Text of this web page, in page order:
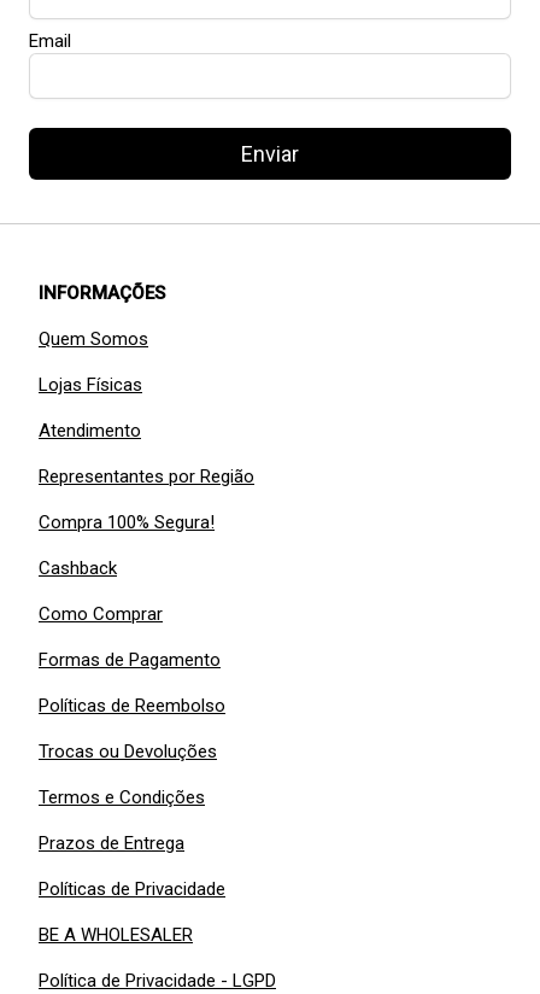
Email
Enviar
INFORMAÇÕES
Quem Somos
Lojas Físicas
Atendimento
Representantes por Região
Compra 100% Segura!
Cashback
Como Comprar
Formas de Pagamento
Políticas de Reembolso
Trocas ou Devoluções
Termos e Condições
Prazos de Entrega
Políticas de Privacidade
BE A WHOLESALER
Política de Privacidade - LGPD